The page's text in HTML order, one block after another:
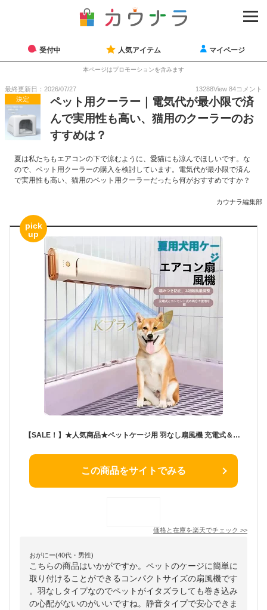
受付中 人気アイテム マイページ
本ページはプロモーションを含みます
最終更新日：2026/07/27 13288View 84コメント
決定
ペット用クーラー｜電気代が最小限で済
んで実用性も高い、猫用のクーラーのお
すすめは？
夏は私たちもエアコンの下で涼むように、愛猫にも涼んでほしいです。な
ので、ペット用クーラーの購入を検討しています。電気代が最小限で済ん
で実用性も高い、猫用のペット用クーラーだったら何がおすすめですか？
カウナラ編集部
pick
up
【SALE！】★人気商品★ペットケージ用 羽なし扇風機 充電式＆コンセント両用 3 段階風量調整 超静音 20～30dB 犬・うさぎ・小動物暑さ対策 縦置き / 横吊り 2WAY 設置 夏用クーラーファン
この商品をサイトでみる
価格と在庫を楽天でチェック >>
おがにー(40代・男性)
こちらの商品はいかがですか。ペットのケージに簡単に
取り付けることができるコンパクトサイズの扇風機です
。羽なしタイプなのでペットがイタズラしても巻き込み
の心配がないのがいいですね。静音タイプで安心できま